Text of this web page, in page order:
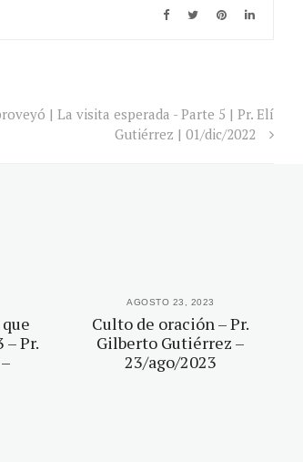
| La visita esperada - Parte 5 | Pr. Elí
Gutiérrez | 01/dic/2022
Pr.
AGOSTO 23, 2023
Culto de oración – Pr.
Gilberto Gutiérrez –
23/ago/2023